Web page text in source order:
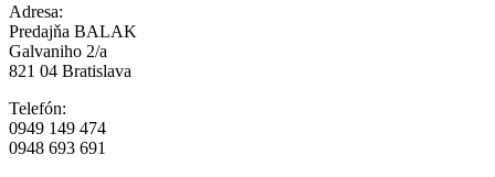
Adresa:
Predajňa BALAK
Galvaniho 2/a
821 04 Bratislava
Telefón:
0949 149 474
0948 693 691